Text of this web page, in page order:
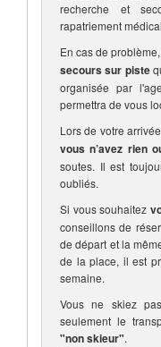
recherche et
rapatriement
En cas de
secours sur piste
organisée par
permettra de vous
Lors de votre
vous n’avez rien
soutes. Il est
oubliés.
Si vous souhaitez
conseillons de
de départ et la
de la place, il est
semaine.
Vous ne skiez
seulement le
"non skieur".